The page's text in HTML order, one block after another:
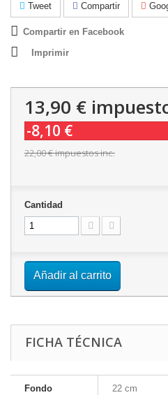
Tweet Compartir
Compartir en Facebook
Imprimir
13,90 €
-8,10 €
22,00 €impuestos inc.
Cantidad
Añadir al carrito
FICHA TÉCNICA
Fondo 22 cm